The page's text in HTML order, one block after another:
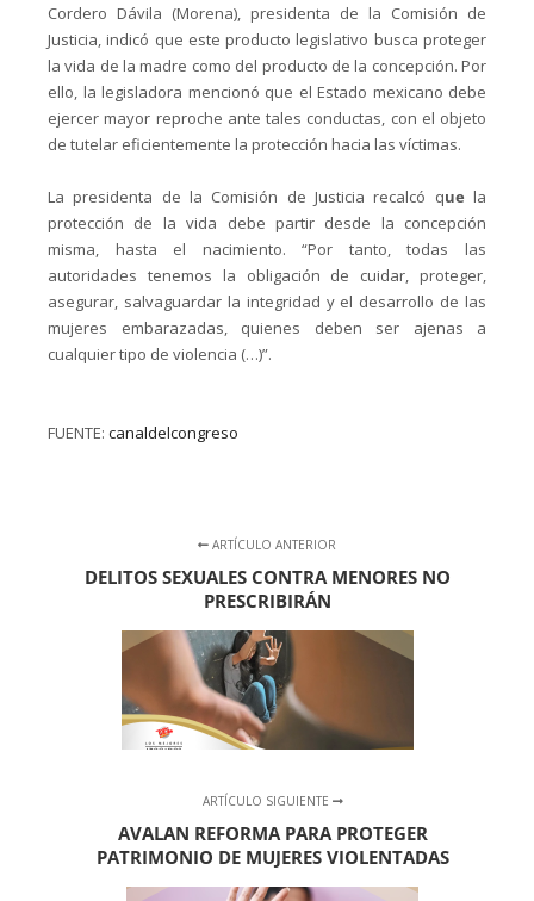
Cordero Dávila (Morena), presidenta de la Comisión de
Justicia, indicó que este producto legislativo busca proteger
la vida de la madre como del producto de la concepción. Por
ello, la legisladora mencionó que el Estado mexicano debe
ejercer mayor reproche ante tales conductas, con el objeto
de tutelar eficientemente la protección hacia las víctimas.
La presidenta de la Comisión de Justicia recalcó quela
protección de la vida debe partir desde la concepción
misma, hasta el nacimiento. “Por tanto, todas las
autoridades tenemos la obligación de cuidar, proteger,
asegurar, salvaguardar la integridad y el desarrollo de las
mujeres embarazadas, quienes deben ser ajenas a
cualquier tipo de violencia (…)”.
FUENTE: canaldelcongreso
ARTÍCULO ANTERIOR
DELITOS SEXUALES CONTRA MENORES NO
PRESCRIBIRÁN
ARTÍCULO SIGUIENTE
AVALAN REFORMA PARA PROTEGER
PATRIMONIO DE MUJERES VIOLENTADAS